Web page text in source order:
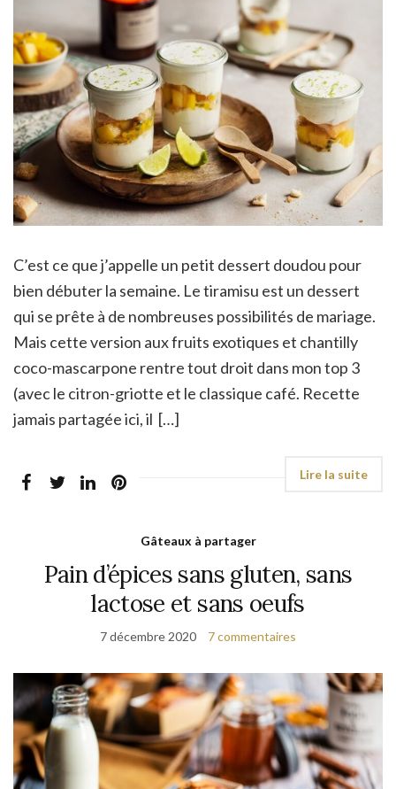
C’est ce que j’appelle un petit dessert doudou pour
bien débuter la semaine. Le tiramisu est un dessert
qui se prête à de nombreuses possibilités de mariage.
Mais cette version aux fruits exotiques et chantilly
coco-mascarpone rentre tout droit dans mon top 3
(avec le citron-griotte et le classique café. Recette
jamais partagée ici, il […]
Gâteaux à partager
Pain d’épices sans gluten, sans
lactose et sans oeufs
7 décembre 2020 7 commentaires